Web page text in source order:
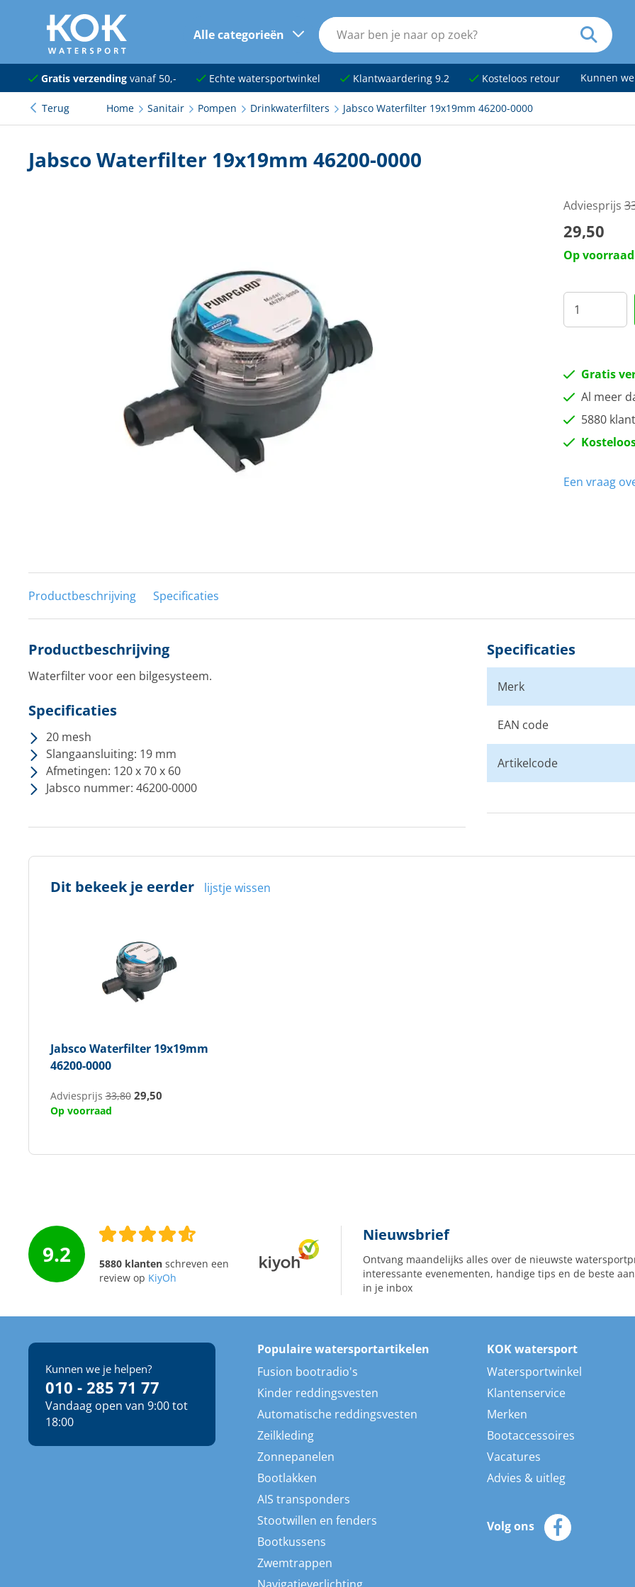
naar hoofdinhoud
Alle categorieën
Navigatie
Dekuitrusting
Techniek en motor
Tuigage en dekbeslag
Boten, toebehoren en fun
Gratis verzendingvanaf 50,- Echte watersportwinkel Klantwaardering 9.2 Kosteloos retour Kunnen
Terug Home Sanitair Pompen Drinkwaterfilters Jabsco Waterfilter 19x19mm 46200-0000
Jabsco Waterfilter 19x19mm 46200-0000
Adviesprijs
29,50
Op voorraad
Gratis
Al meer
5880
Een vraag
Productbeschrijving Specificaties
Productbeschrijving
Waterfilter voor een bilgesysteem.
Specificaties
20 mesh
Slangaansluiting: 19 mm
Afmetingen: 120 x 70 x 60
Jabsco nummer: 46200-0000
Specificaties
Merk
EAN code
Artikelcode
Dit bekeek je eerder lijstje wissen
JabscoWaterfilter 19x19mm
46200-0000
Adviesprijs33,80 29,50
Op voorraad
9.2 5880 klantenschreven een
review op KiyOh
Nieuwsbrief
Ontvang maandelijks alles over de nieuwste
interessante evenementen, handige tips en de beste
in je inbox
Kunnen we je helpen?
010 - 285 71 77
Vandaag open van 9:00 tot
18:00
Populaire watersportartikelen
Fusion bootradio's
Kinder reddingsvesten
Automatische reddingsvesten
Zeilkleding
Zonnepanelen
Bootlakken
AIS transponders
Stootwillen en fenders
Bootkussens
Zwemtrappen
KOK watersport
Watersportwinkel
Klantenservice
Merken
Bootaccessoires
Vacatures
Advies & uitleg
Volg ons